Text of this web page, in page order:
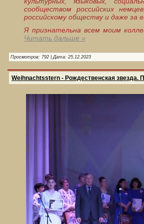
сообществом российских
российскому обществу и даже за
Я признательна всем моим
Читать дальше »
Просмотров: 792 Дата: 25.12.2023
Weihnachtsstern - Рождественская звезда.